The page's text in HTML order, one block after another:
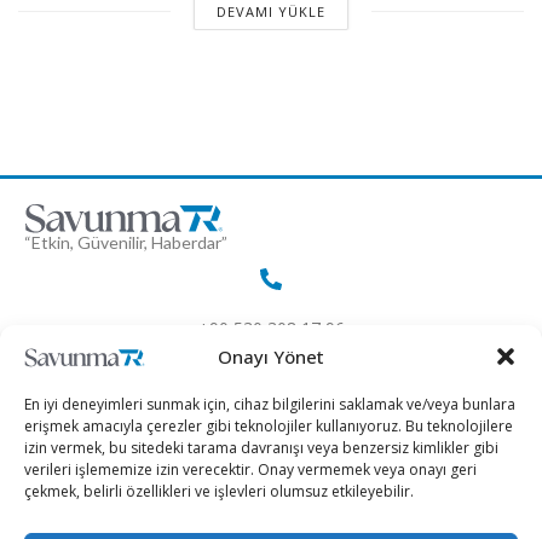
Onayı Yönet
En iyi deneyimleri sunmak için, cihaz bilgilerini saklamak ve/veya bunlara
erişmek amacıyla çerezler gibi teknolojiler kullanıyoruz. Bu teknolojilere
izin vermek, bu sitedeki tarama davranışı veya benzersiz kimlikler gibi
verileri işlememize izin verecektir. Onay vermemek veya onayı geri
çekmek, belirli özellikleri ve işlevleri olumsuz etkileyebilir.
DEVAMI YÜKLE
“Etkin, Güvenilir, Haberdar”
+90 530 308 17 96
iletisim@savunmatr.com